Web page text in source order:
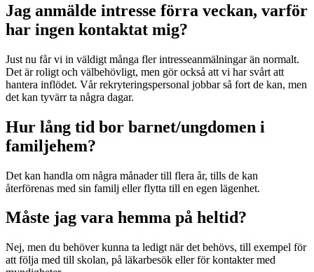
Jag anmälde intresse förra veckan, varför
har ingen kontaktat mig?
Just nu får vi in väldigt många fler intresseanmälningar än normalt.
Det är roligt och välbehövligt, men gör också att vi har svårt att
hantera inflödet. Vår rekryteringspersonal jobbar så fort de kan, men
det kan tyvärr ta några dagar.
Hur lång tid bor barnet/ungdomen i
familjehem?
Det kan handla om några månader till flera år, tills de kan
återförenas med sin familj eller flytta till en egen lägenhet.
Måste jag vara hemma på heltid?
Nej, men du behöver kunna ta ledigt när det behövs, till exempel för
att följa med till skolan, på läkarbesök eller för kontakter med